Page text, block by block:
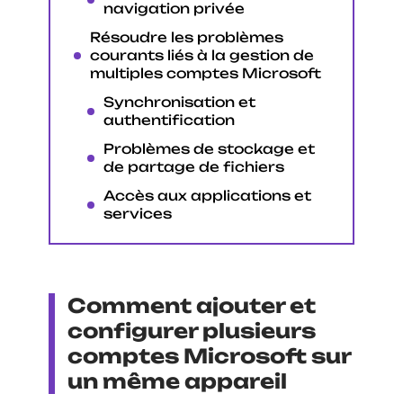
navigation privée
Résoudre les problèmes
courants liés à la gestion de
multiples comptes Microsoft
Synchronisation et
authentification
Problèmes de stockage et
de partage de fichiers
Accès aux applications et
services
Comment ajouter et
configurer plusieurs
comptes Microsoft sur
un même appareil